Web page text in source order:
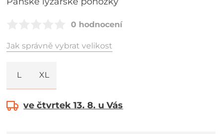
0 hodnocení
Jak správně vybrat velikost
L XL
ve čtvrtek 13. 8. u Vás